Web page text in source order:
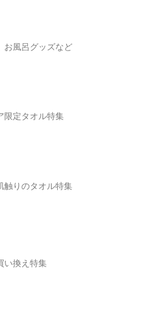
お風呂グッズなど
限定タオル特集
触りのタオル特集
い換え特集